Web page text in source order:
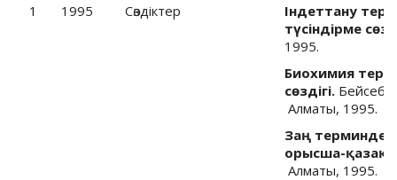
1 1995 Cөздіктер
Індеттану
түсіндірме
1995.
Биохимия
сөздігі.
Алматы, 1995.
Заң
орысша-
Алматы, 1995.